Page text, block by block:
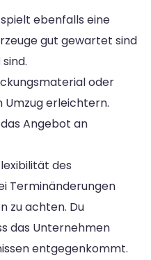
ebenfalls eine
gut gewartet sind
oder
erleichtern.
Angebot an
des
Terminänderungen
zu achten. Du
das Unternehmen
entgegenkommt.